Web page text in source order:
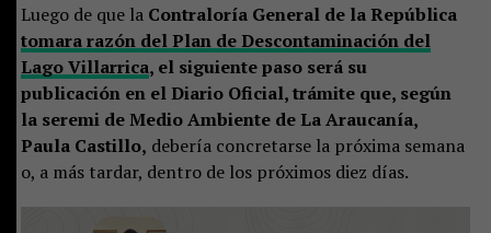
Luego de que la Contraloría General de la República
tomara razón del Plan de Descontaminación del
Lago Villarrica, el siguiente paso será su
publicación en el Diario Oficial, trámite que, según
la seremi de Medio Ambiente de La Araucanía,
Paula Castillo, debería concretarse la próxima semana
o, a más tardar, dentro de los próximos diez días.